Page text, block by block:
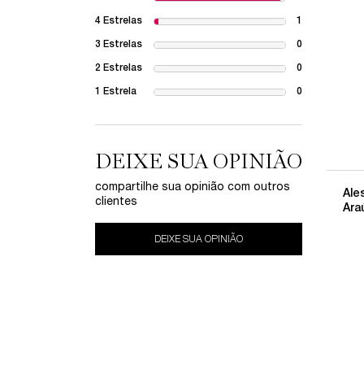
4 Estrelas 1
3 Estrelas 0
2 Estrelas 0
1 Estrela 0
DEIXE SUA OPINIÃO
compartilhe sua opinião com outros
clientes
DEIXE SUA OPINIÃO